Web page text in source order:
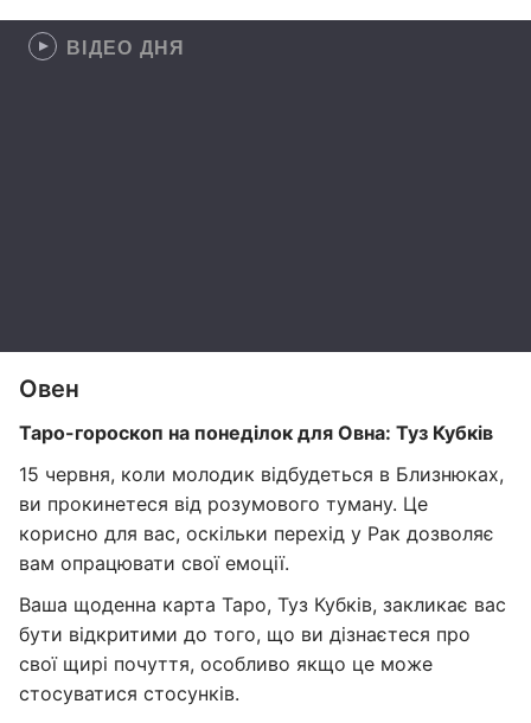
ВІДЕО ДНЯ
Овен
Таро-гороскоп на понеділок для Овна: Туз Кубків
15 червня, коли молодик відбудеться в Близнюках,
ви прокинетеся від розумового туману. Це
корисно для вас, оскільки перехід у Рак дозволяє
вам опрацювати свої емоції.
Ваша щоденна карта Таро, Туз Кубків, закликає вас
бути відкритими до того, що ви дізнаєтеся про
свої щирі почуття, особливо якщо це може
стосуватися стосунків.